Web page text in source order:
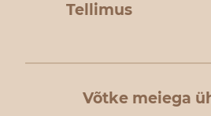
Tellimus
Võtke meiega